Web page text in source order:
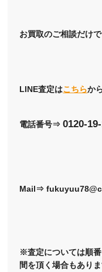
お買取のご相談だけ
LINE査定はこちらか
電話番号⇒0120-
Mail⇒
※査定については順
間を頂く場合もありま